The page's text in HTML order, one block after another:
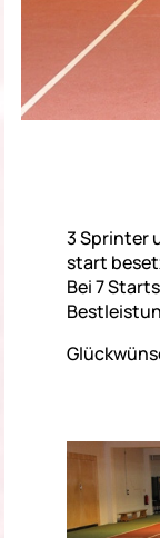
3 Sprinter
start
Bei 7